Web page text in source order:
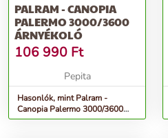
PALRAM - CANOPIA
PALERMO 3000/3600
ÁRNYÉKOLÓ
106 990 Ft
Pepita
Hasonlók, mint Palram -
Canopia Palermo 3000/3600
árnyékoló